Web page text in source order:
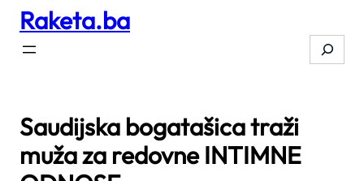
Skip
content
Raketa.ba
Search
Saudijska bogatašica traži
muža za redovne INTIMNE